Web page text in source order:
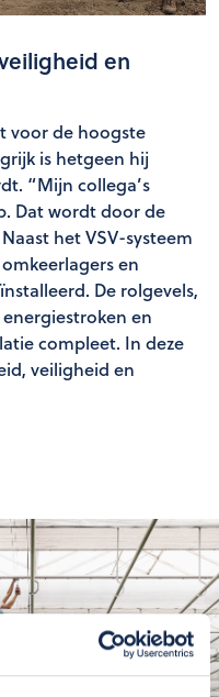
en
voor de hoogste
is hetgeen hij
“Mijn collega’s
Dat wordt door de
het VSV-systeem
en
De rolgevels,
en
compleet. In deze
veiligheid en